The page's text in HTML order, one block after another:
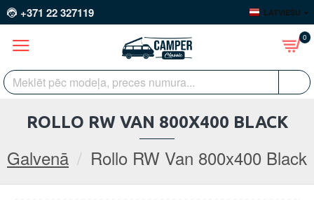
+371 22 327119 LATVIEŠU
0
Galvenā Rollo RW Van 800x400 Black
ROLLO RW VAN 800X400 BLACK